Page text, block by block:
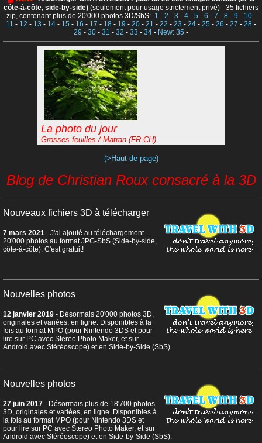
côte-à-côte, side-by-side) (seulement pour usage strictement privé) - 35 fichiers
zip, contenant plus de 20'000 photos 3D/SbS: 1 - 2 - 3 - 4- 5 - 6 - 7 - 8- 9 - 10-
11 - 12 - 13 - 14 - 15 - 16 - 17 - 18 - 19 - 20 - 21 - 22 - 23 - 24 - 25 - 26 - 27 - 28 -
29 - 30 - 31 - 32 - 33 - 34 - New: 35 -
La photo du jour
Grosses feuilles / Matran (FR-CH)
(>Haut de page)
Blog de Christian Roux consacré à la 3D
Nouveaux fichiers 3D à télécharger
7 mars 2021 - J'ai ajouté au téléchargement
20'000 photos au format JPG-SbS (Side-by-side,
côte-à-côte). C'est gratuit!
Nouvelles photos
12 janvier 2019 - Désormais 20'000 photos 3D,
originales et variées, en ligne. Disponibles à la
fois au format MPO (pour Nintendo 3DS et pour
lire sur PC avec Stereo Photo Maker, et sur
Android avec Stéréoscope) et en Side-by-Side (SbS).
Nouvelles photos
27 juin 2017 - Désormais plus de 18'700 photos
3D, originales et variées, en ligne. Disponibles à
la fois au format MPO (pour Nintendo 3DS et
pour lire sur PC avec Stereo Photo Maker, et sur
Android avec Stéréoscope) et en Side-by-Side (SbS).